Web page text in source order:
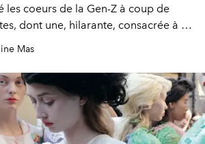
les coeurs de la Gen-Z à coup de
dont une, hilarante, consacrée à la
The Dollar Store. A
de fin d'année, elle se confie sur sa
son film de prédilection et
Mas